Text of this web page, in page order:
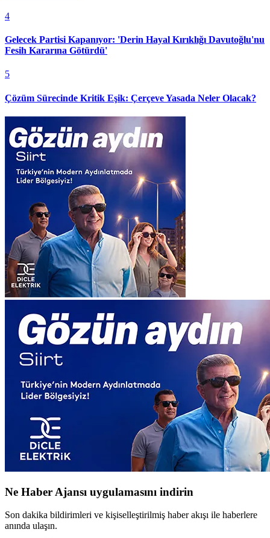
4
Gelecek Partisi Kapanıyor: 'Derin Hayal Kırıklığı Davutoğlu'nu
Fesih Kararına Götürdü'
5
Çözüm Sürecinde Kritik Eşik: Çerçeve Yasada Neler Olacak?
Ne Haber Ajansı uygulamasını indirin
Son dakika bildirimleri ve kişiselleştirilmiş haber akışı ile haberlere
anında ulaşın.